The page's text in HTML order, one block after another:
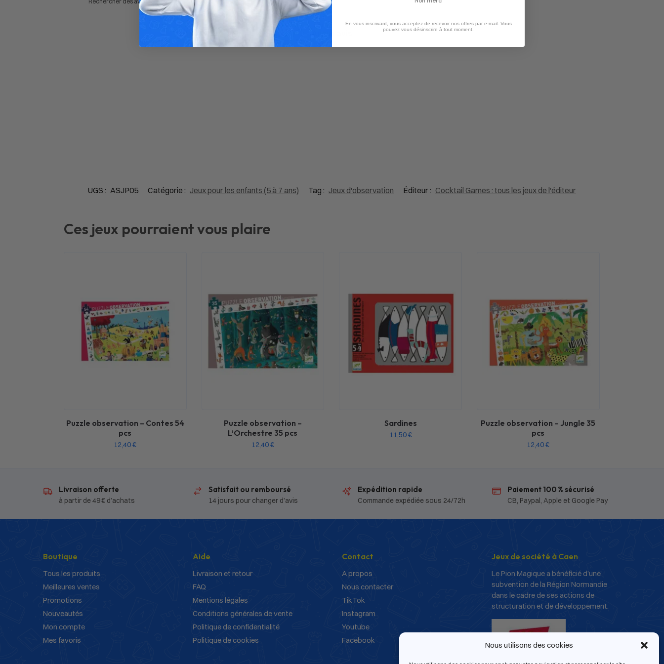
Nous utilisons des cookies
UGS : ASJP05 Catégorie : Jeux pour les enfants (5 à 7 ans) Tag : Jeux d'observation Éditeur : Cocktail Games : tous les jeux de l'éditeur
Ces jeux pourraient vous plaire
Puzzle observation – Contes 54
pcs
12,40€
Puzzle observation –
L’Orchestre 35 pcs
12,40€
Sardines
11,50€
Puzzle observation – Jungle 35
pcs
12,40€
Livraison offerte
à partir de 49 € d’achats
Satisfait ou remboursé
14 jours pour changer d’avis
Expédition rapide
Commande expédiée sous 24/72h
Paiement 100 % sécurisé
CB, Paypal, Apple et Google Pay
Boutique
Tous les produits
Meilleures ventes
Promotions
Nouveautés
Mon compte
Mes favoris
Aide
Livraison et retour
FAQ
Mentions légales
Conditions générales de vente
Politique de confidentialité
Politique de cookies
Contact
A propos
Nous contacter
TikTok
Instagram
Youtube
Facebook
Jeux de société à Caen
Le Pion Magique a bénéficié d’une
subvention de la Région Normandie
dans le cadre de ses actions de
structuration et de développement.
En vous inscrivant, vous acceptez de recevoir nos offres par e-mail. Vous
pouvez vous désinscrire à tout moment.